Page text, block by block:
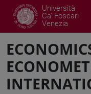
Università
Ca' Foscari
Venezia